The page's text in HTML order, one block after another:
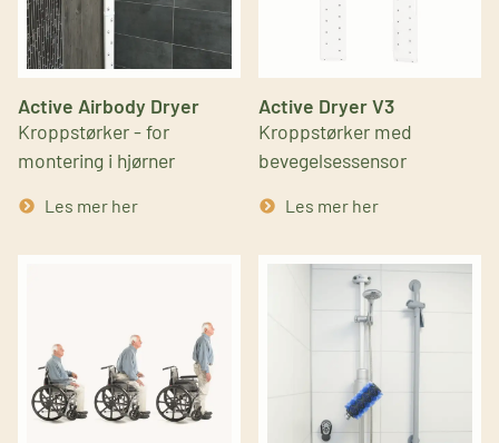
Active Airbody Dryer
Kroppstørker - for
montering i hjørner
Les mer her
Active Dryer V3
Kroppstørker med
bevegelsessensor
Les mer her